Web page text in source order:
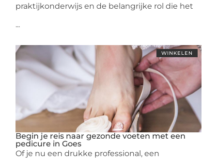
praktijkonderwijs en de belangrijke rol die het
...
WINKELEN
Begin je reis naar gezonde voeten met een
pedicure in Goes
Of je nu een drukke professional, een